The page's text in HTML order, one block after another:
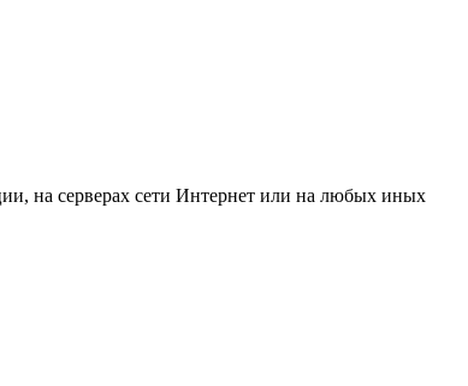
на серверах сети Интернет или на любых иных